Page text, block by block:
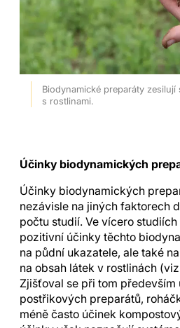
Biodynamické preparáty
s rostlinami.
Účinky biodynamických
Účinky biodynamických
nezávisle na jiných faktorech
počtu studií. Ve vícero
pozitivní účinky těchto
na půdní ukazatele, ale také
na obsah látek v rostlinách
Zjišťoval se při tom především
postřikových preparátů,
méně často účinek